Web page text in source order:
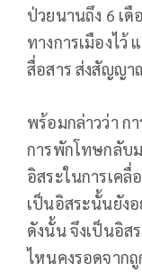
ป่วยนานถึง 6 เ
ทางการเมืองไว้
สื่อสาร ส่งสัญญ
พร้อมกล่าวว่า ก
การพักโทษกลับ
อิสระในการเคลื่
เป็นอิสระนั้นยัง
ดังนั้น จึงเป็นอิส
ไหนคงรอดจาก